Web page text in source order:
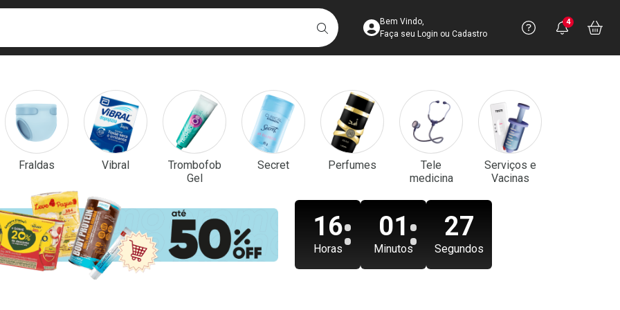
BUSCARAcesse sua Conta
Bem Vindo,
Faça seu Login ou Cadastro
Precisa de
Ver Recursos
Você
4
Destaque
Fraldas Vibral
Trombofob
Gel
Secret Perfumes
Tele
medicina
Serviços e
Vacinas
Horas
16
Minutos
01
Segundos
25